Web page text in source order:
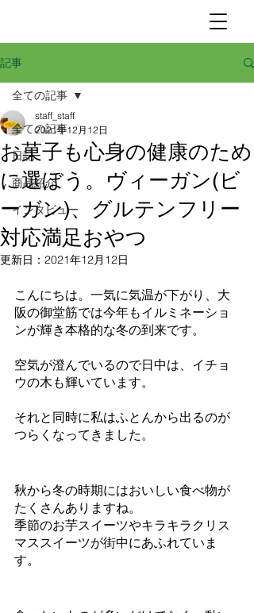
記事
全ての記事
日記
商品紹介
インタビュー
全ての記事
お菓子も心身の健康のため
に選ぼう。ヴィーガン(ビ
ーガン)、グルテンフリー
対応満足おやつ
staff_staff
2021年12月12日
更新日： 2021年12月12日
こんにちは。一気に気温が下がり、大
阪の御堂筋では今年もイルミネーショ
ンが輝き本格的な冬の到来です。
空気が澄んでいるので日中は、イチョ
ウの木も輝いています。
それと同時に私はふとんから出るのが
つらくなってきました。
秋から冬の時期にはおいしい食べ物が
たくさんありますね。
季節のお芋スイーツやキラキラクリス
マススイーツが街中にあふれていま
す。